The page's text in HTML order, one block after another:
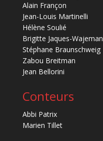
Alain Françon
Jean-Louis Martinelli
Hélène Soulié
Brigitte Jaques-Wajeman
Stéphane Braunschweig
Zabou Breitman
Jean Bellorini
Conteurs
Abbi Patrix
Marien Tillet